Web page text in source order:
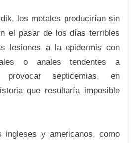
los metales producirían sin
el pasar de los días terribles
lesiones a la epidermis con
o anales tendentes a
provocar septicemias, en
que resultaría imposible
ingleses y americanos, como